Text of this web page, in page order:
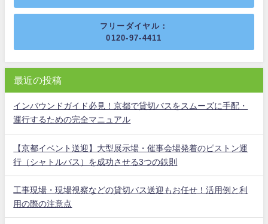
フリーダイヤル：
0120-97-4411
最近の投稿
インバウンドガイド必見！京都で貸切バスをスムーズに手配・
運行するための完全マニュアル
【京都イベント送迎】大型展示場・催事会場発着のピストン運
行（シャトルバス）を成功させる3つの鉄則
工事現場・現場視察などの貸切バス送迎もお任せ！活用例と利
用の際の注意点